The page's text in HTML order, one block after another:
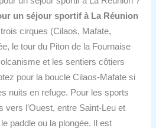
un séjour sportif à La Réunion
cirques (Cilaos, Mafate,
le tour du Piton de la Fournaise
et les sentiers côtiers
pour la boucle Cilaos-Mafate si
nuits en refuge. Pour les sports
vers l’Ouest, entre Saint-Leu et
paddle ou la plongée. Il est